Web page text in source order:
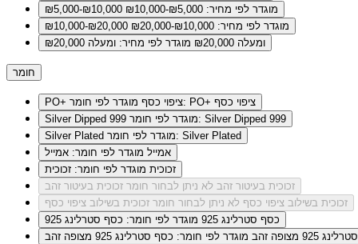
₪5,000-₪10,000
מוגדר לפי מחיר: ₪5,000-₪10,000
₪10,000-₪20,000
מוגדר לפי מחיר: ₪10,000-₪20,000
ומעלה ₪20,000
מוגדר לפי מחיר: ומעלה ₪20,000
חומר
PO+ ציפוי כסף
מוגדר לפי חומר: PO+ ציפוי כסף
Silver Dipped 999
מוגדר לפי חומר: Silver Dipped 999
Silver Plated
מוגדר לפי חומר: Silver Plated
אמייל מוגדר לפי חומר: אמייל
זכוכית מוגדר לפי חומר: זכוכית
זכוכית בעיטור זהב לא ניתן לבחור חומר זכוכית בעיטור זהב
זכוכית בשילוב ציפוי כסף לא ניתן לבחור חומר זכוכית בשילוב ציפוי כסף
כסף סטרלינג 925
מוגדר לפי חומר: כסף סטרלינג 925
925 מצופה זהב
מוגדר לפי חומר: כסף סטרלינג 925 מצופה זהב